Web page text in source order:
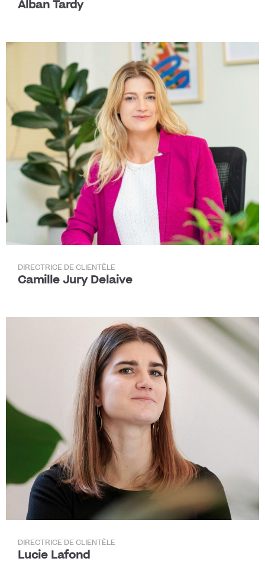
Alban Tardy
DIRECTRICE DE CLIENTÈLE
Camille Jury Delaive
DIRECTRICE DE CLIENTÈLE
Lucie Lafond